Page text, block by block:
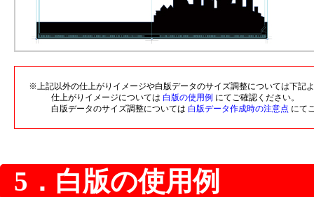
※上記以外の仕上がりイメージや白版データのサイズ調整については下記
仕上がりイメージについては 白版の使用例 にてご確認ください。
白版データのサイズ調整については 白版データ作成時の注意点 にて
5．白版の使用例